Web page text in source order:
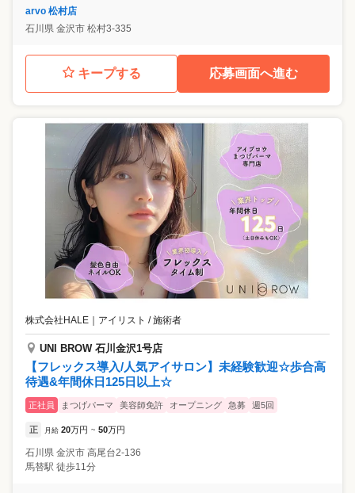
arvo 松村店
石川県 金沢市 松村3-335
キープする 応募画面へ進む
株式会社HALE アイリスト / 施術者
UNI BROW 石川金沢1号店
【フレックス導入/人気アイサロン】未経験歓迎☆歩合高
待遇&年間休日125日以上☆
正社員 まつげパーマ 美容師免許 オープニング 急募 週5回
正 月給 20万円 ~ 50万円
石川県 金沢市 高尾台2-136
馬替駅 徒歩11分